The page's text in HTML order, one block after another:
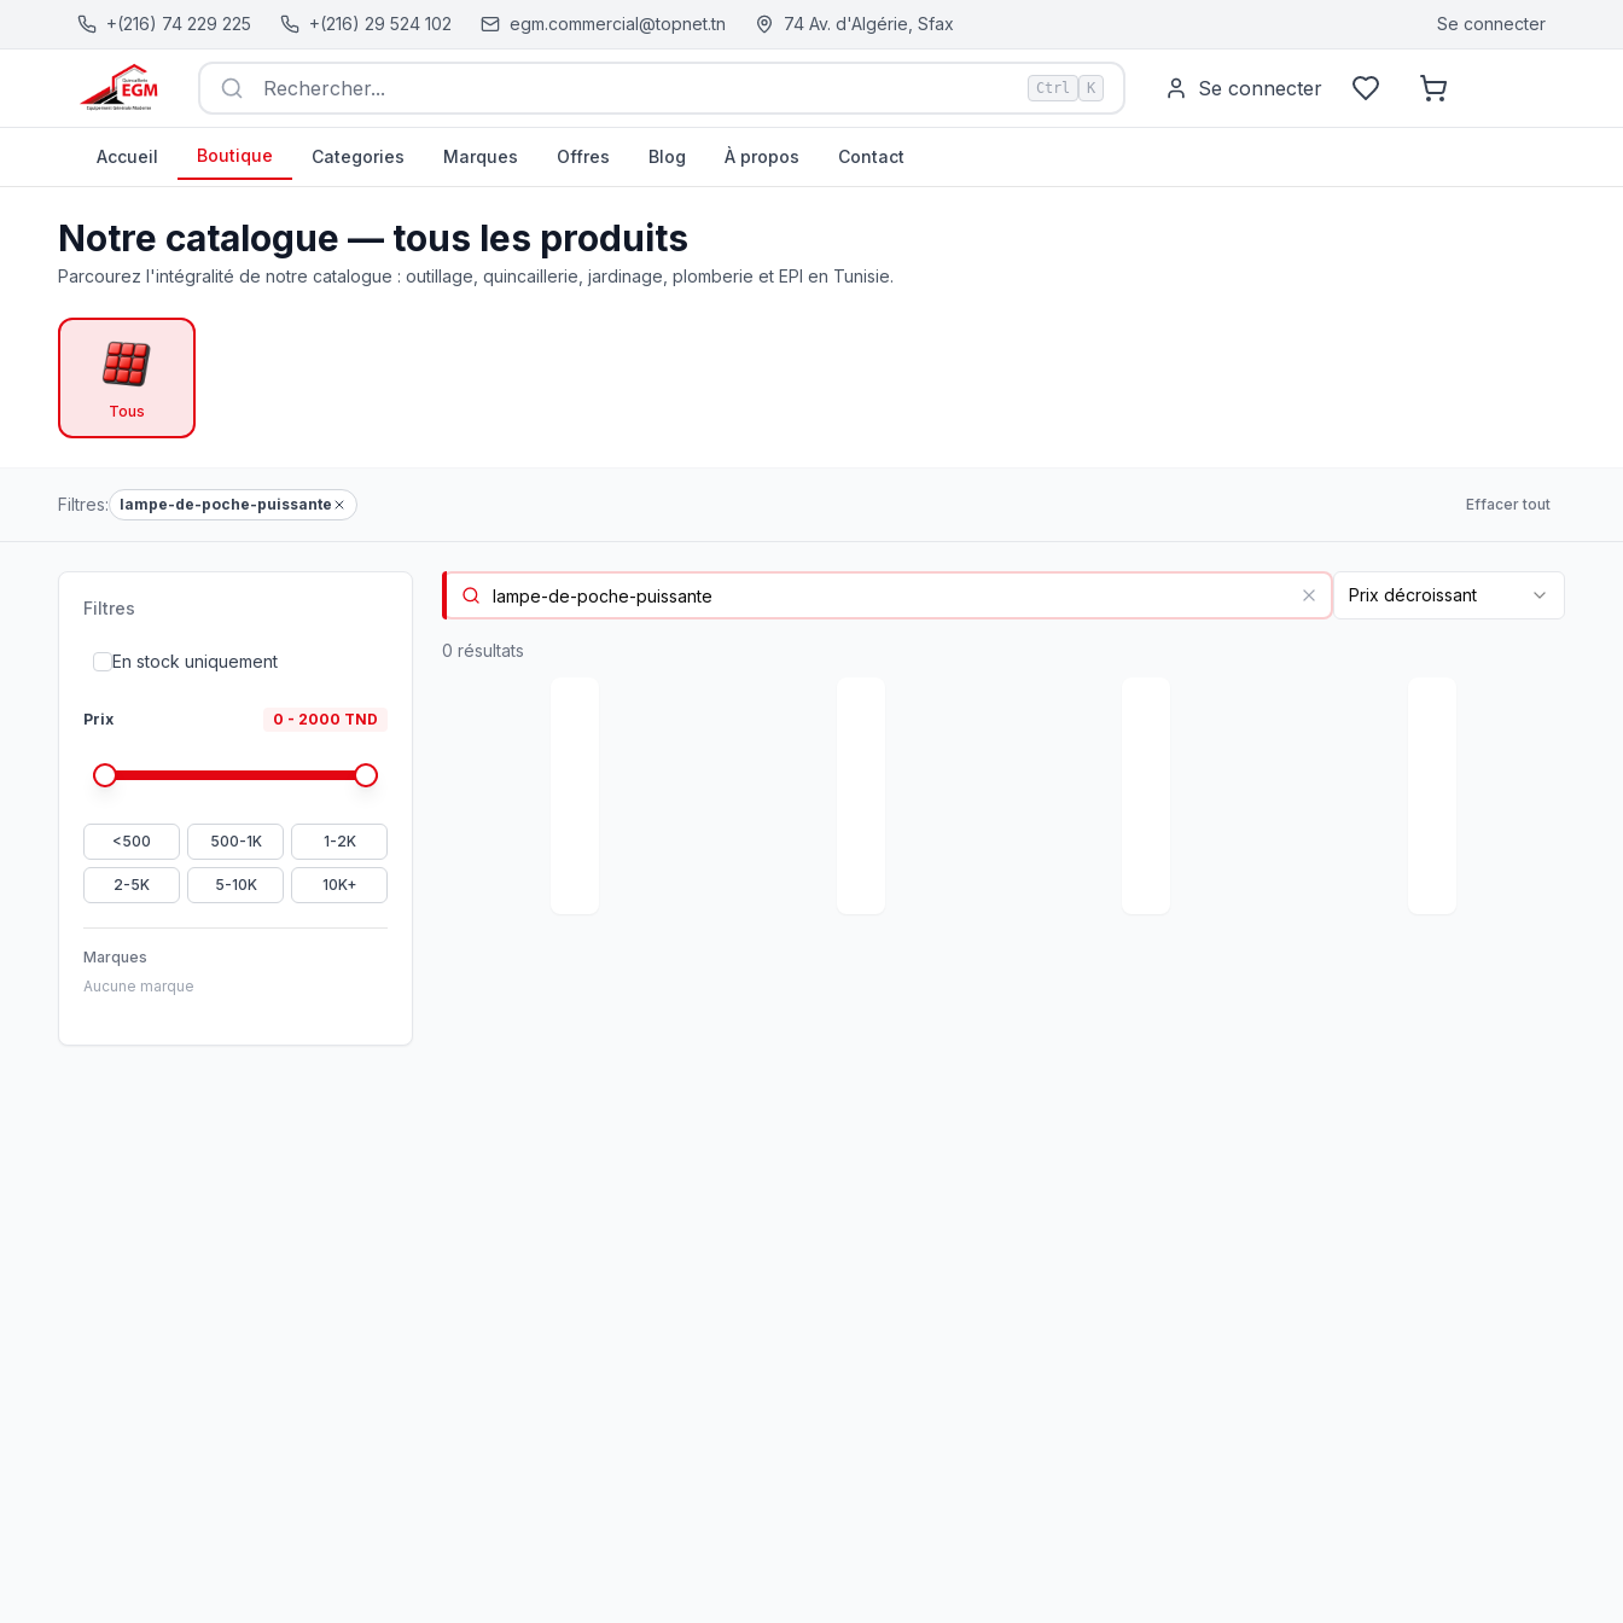
+(216) 74 229 225 +(216) 29 524 102 egm.commercial@topnet.tn 74 Av. d'Algérie, Sfax Se connecter
Rechercher... Ctrl K Se connecter
Accueil Boutique Categories Marques Offres Blog À propos Contact
Notre catalogue — tous les produits
Parcourez l'intégralité de notre catalogue : outillage, quincaillerie, jardinage, plomberie et EPI en Tunisie.
Tous
Filtres: lampe-de-poche-puissante Effacer tout
Filtres
En stock uniquement
Prix 0 - 2000 TND
<500 500-1K 1-2K
2-5K 5-10K 10K+
Marques
Aucune marque
Prix décroissant
0 résultats